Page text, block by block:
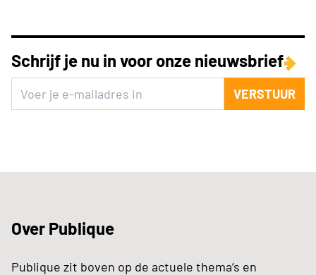
Schrijf je nu in voor onze nieuwsbrief
VERSTUUR
Over Publique
Publique zit boven op de actuele thema’s en